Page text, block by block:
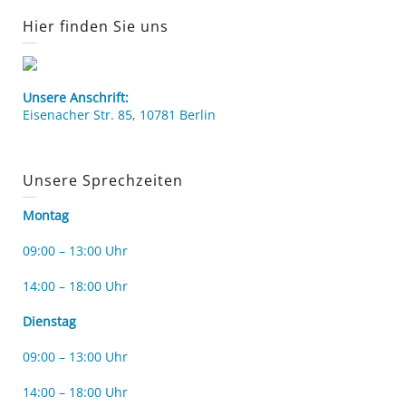
Hier finden Sie uns
Unsere Anschrift:
Eisenacher Str. 85, 10781 Berlin
Unsere Sprechzeiten
Montag
09:00 – 13:00 Uhr
14:00 – 18:00 Uhr
Dienstag
09:00 – 13:00 Uhr
14:00 – 18:00 Uhr